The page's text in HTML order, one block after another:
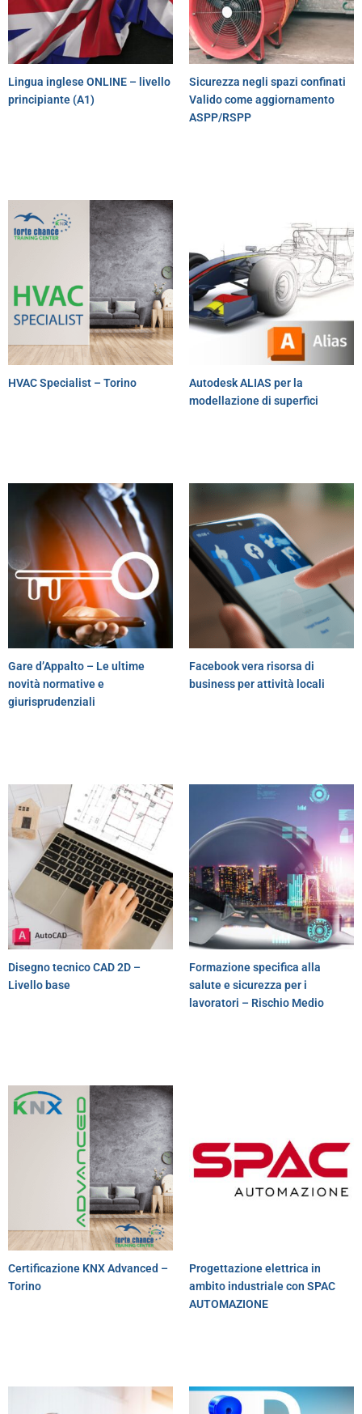
Lingua inglese ONLINE – livello
principiante (A1)
Sicurezza negli spazi confinati
Valido come aggiornamento
ASPP/RSPP
HVAC Specialist – Torino
Autodesk ALIAS per la
modellazione di superfici
Gare d’Appalto – Le ultime
novità normative e
giurisprudenziali
Facebook vera risorsa di
business per attività locali
Disegno tecnico CAD 2D –
Livello base
Formazione specifica alla
salute e sicurezza per i
lavoratori – Rischio Medio
Certificazione KNX Advanced –
Torino
Progettazione elettrica in
ambito industriale con SPAC
AUTOMAZIONE